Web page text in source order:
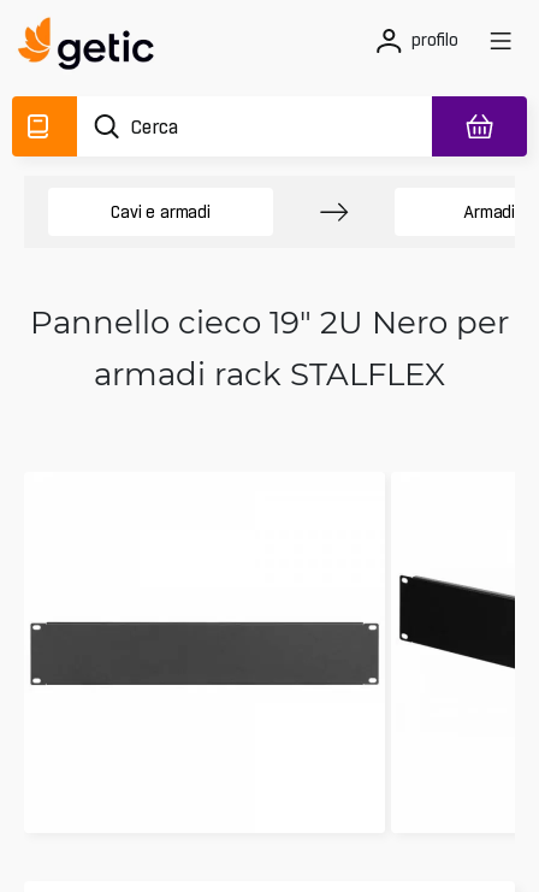
profilo
Cavi e armadi Armadi
Pannello cieco 19" 2U Nero per
armadi rack STALFLEX